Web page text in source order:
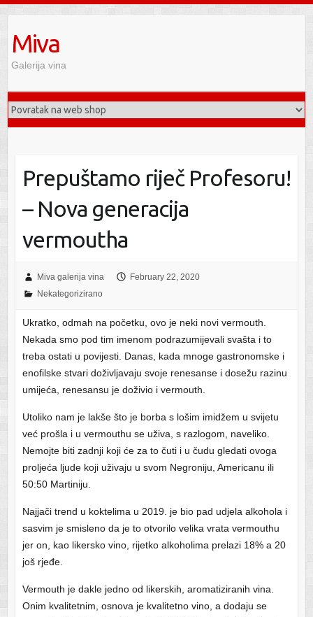
Miva
Galerija vina
Prepuštamo riječ Profesoru!
– Nova generacija
vermoutha
Miva galerija vina
February 22, 2020
Nekategorizirano
Ukratko, odmah na početku, ovo je neki novi vermouth.
Nekada smo pod tim imenom podrazumijevali svašta i to
treba ostati u povijesti. Danas, kada mnoge gastronomske i
enofilske stvari doživljavaju svoje renesanse i dosežu razinu
umijeća, renesansu je doživio i vermouth.
Utoliko nam je lakše što je borba s lošim imidžem u svijetu
već prošla i u vermouthu se uživa, s razlogom, naveliko.
Nemojte biti zadnji koji će za to čuti i u čudu gledati ovoga
proljeća ljude koji uživaju u svom Negroniju, Americanu ili
50:50 Martiniju.
Najjači trend u koktelima u 2019. je bio pad udjela alkohola i
sasvim je smisleno da je to otvorilo velika vrata vermouthu
jer on, kao likersko vino, rijetko alkoholima prelazi 18% a 20
još rjeđe.
Vermouth je dakle jedno od likerskih, aromatiziranih vina.
Onim kvalitetnim, osnova je kvalitetno vino, a dodaju se